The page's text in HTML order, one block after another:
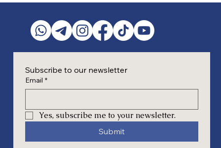
Subscribe to our newsletter
Email *
Yes, subscribe me to your newsletter.
Submit